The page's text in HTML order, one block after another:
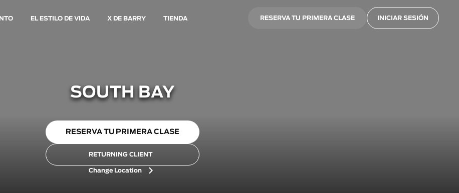
EL ESTILO DE VIDA X DE BARRY TIENDA RESERVA TU PRIMERA CLASE INICIAR SESIÓN
SOUTH BAY
RESERVA TU PRIMERA CLASE
RETURNING CLIENT
Change Location